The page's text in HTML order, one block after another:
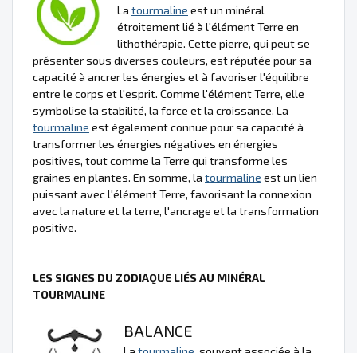
La tourmaline est un minéral
étroitement lié à l'élément Terre en
lithothérapie. Cette pierre, qui peut se
présenter sous diverses couleurs, est réputée pour sa
capacité à ancrer les énergies et à favoriser l'équilibre
entre le corps et l'esprit. Comme l'élément Terre, elle
symbolise la stabilité, la force et la croissance. La
tourmaline est également connue pour sa capacité à
transformer les énergies négatives en énergies
positives, tout comme la Terre qui transforme les
graines en plantes. En somme, la tourmaline est un lien
puissant avec l'élément Terre, favorisant la connexion
avec la nature et la terre, l'ancrage et la transformation
positive.
LES SIGNES DU ZODIAQUE LIÉS AU MINÉRAL
TOURMALINE
BALANCE